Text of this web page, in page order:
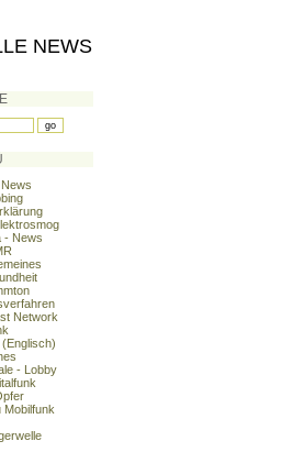
NEWS
- News
Network
- Lobby